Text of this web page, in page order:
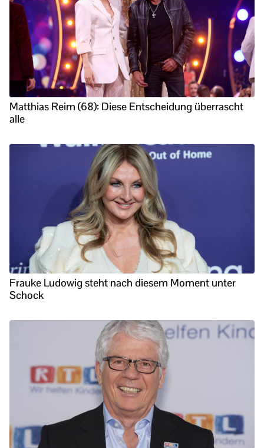
Matthias Reim (68): Diese Entscheidung überrascht
alle
Frauke Ludowig steht nach diesem Moment unter
Schock